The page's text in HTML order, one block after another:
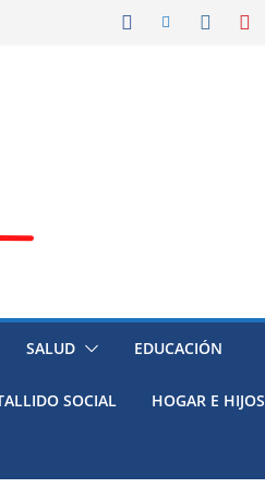
SALUD EDUCACIÓN
SOCIAL HOGAR E HIJOS